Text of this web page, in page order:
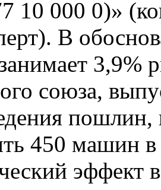
10 000 0)»
В
3,9%
союза,
пошлин,
450 машин
эффект